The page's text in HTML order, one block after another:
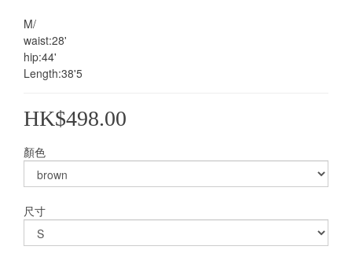
M/
waist:28'
hip:44'
Length:38'5
HK$498.00
顏色
尺寸